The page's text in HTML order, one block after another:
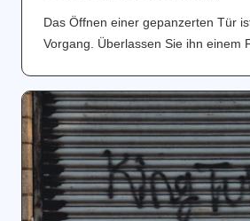
Das Öffnen einer gepanzerten Tür
Vorgang. Überlassen Sie ihn einem